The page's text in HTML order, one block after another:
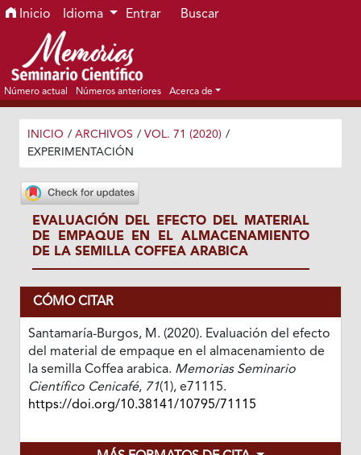
Ir al menú de navegación principal
Ir al contenido principal
Ir al pie de página del sitio
Inicio Idioma Entrar Buscar
Número actual Números anteriores Acerca de
INICIO / ARCHIVOS / VOL. 71 (2020) /
EXPERIMENTACIÓN
EVALUACIÓN DEL EFECTO DEL MATERIAL
DE EMPAQUE EN EL ALMACENAMIENTO
DE LA SEMILLA COFFEA ARABICA
CÓMO CITAR
Santamaría-Burgos, M. (2020). Evaluación del efecto
del material de empaque en el almacenamiento de
la semilla Coffea arabica. Memorias Seminario
Científico Cenicafé, 71(1), e71115.
https://doi.org/10.38141/10795/71115